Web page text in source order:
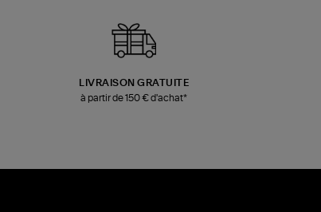
LIVRAISON GRATUITE
à partir de 150 € d'achat*